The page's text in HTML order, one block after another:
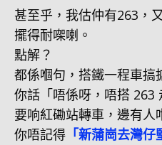
甚至乎，我估仲有263，
擺得耐㗎喇。
點解？
都係嗰句，搭鐵一程車搞
你話「唔係呀，唔搭 263
要响紅磡站轉車，邊有人
你唔記得 「新蒲崗去灣仔